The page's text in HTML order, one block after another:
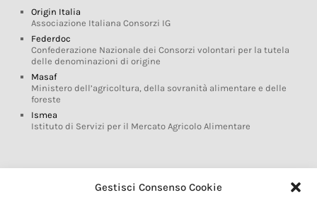
Gestisci Consenso Cookie
Origin Italia
Associazione Italiana Consorzi IG
Federdoc
Confederazione Nazionale dei Consorzi volontari per la tutela
delle denominazioni di origine
Masaf
Ministero dell’agricoltura, della sovranità alimentare e delle
foreste
Ismea
Istituto di Servizi per il Mercato Agricolo Alimentare
Glossario DOP IGP